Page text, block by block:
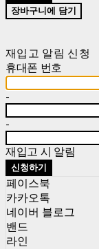
장바구니에 담기
재입고 알림 신청
휴대폰 번호
-
-
재입고 시 알림
신청하기
페이스북
카카오톡
네이버 블로그
밴드
라인